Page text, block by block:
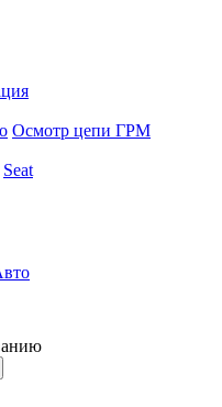
Осмотр цепи ГРМ
Seat